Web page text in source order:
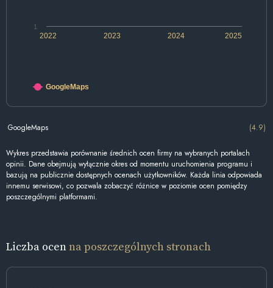
2022 2024
2023 2025
1
GoogleMaps
GoogleMaps (4.9)
Wykres przedstawia porównanie średnich ocen firmy na wybranych portalach
opinii. Dane obejmują wyłącznie okres od momentu uruchomienia programu i
bazują na publicznie dostępnych ocenach użytkowników. Każda linia odpowiada
innemu serwisowi, co pozwala zobaczyć różnice w poziomie ocen pomiędzy
poszczególnymi platformami.
Liczba ocenna poszczególnych stronach